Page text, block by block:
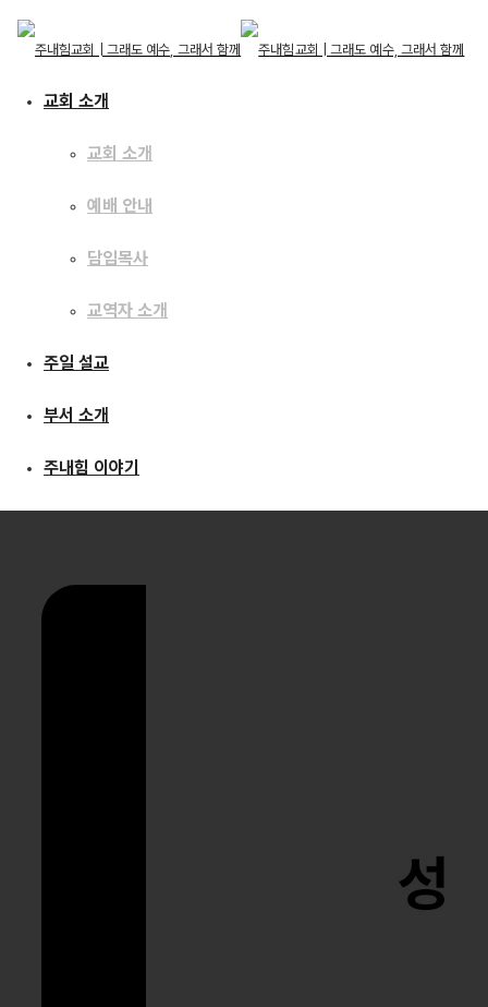
교회 소개
교회 소개
교역자 소개
주일 설교
부서 소개
주내힘 이야기
교회 소개
교회 소개
예배 안내
담임목사
교역자 소개
주일 설교
부서 소개
주내힘 이야기
주일 설교
[19.12.25] 성탄예배 :
하늘에는 영광, 땅에는
평화